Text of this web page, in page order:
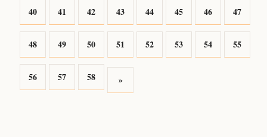
40 41 42 43 44 45 46 47
48 49 50 51 52 53 54 55
56 57 58 »